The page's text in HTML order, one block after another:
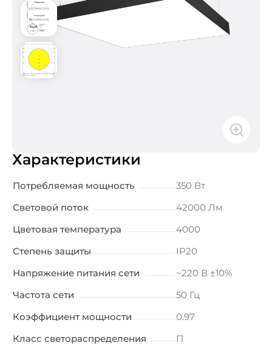
Характеристики
Потребляемая мощность
350 Вт
Световой поток
42000 Лм
Цветовая температура
4000
Степень защиты
IP20
Напряжение питания сети
~220 В ±10%
Частота сети
50 Гц
Коэффициент мощности
0.97
Класс светораспределения
П